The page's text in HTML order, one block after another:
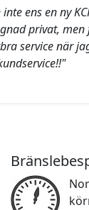
ens en ny
privat, men
service när